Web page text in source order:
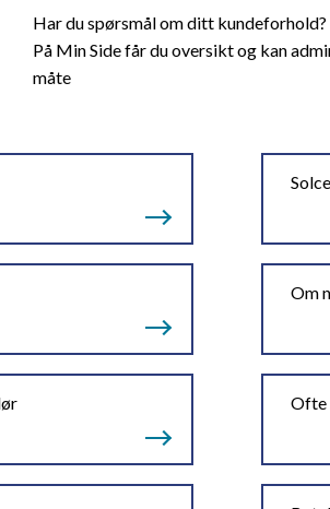
Har du spørsmål om ditt kundeforhold?
På Min Side får du oversikt og kan
måte
Om
Ofte